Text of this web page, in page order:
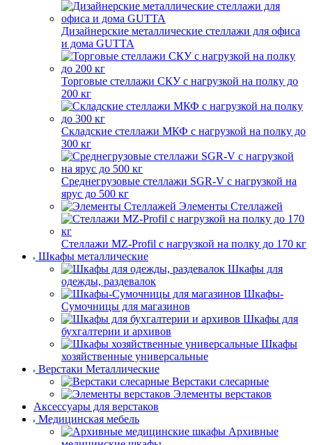
Дизайнерские металлические стеллажи для офиса
и дома GUTTA
Торговые стеллажи СКУ с нагрузкой на полку до
200 кг
Складские стеллажи МКФ с нагрузкой на полку до
300 кг
Среднегрузовые стеллажи SGR-V с нагрузкой на
ярус до 500 кг
Элементы Стеллажей
Стеллажи MZ-Profil с нагрузкой на полку до 170 кг
Шкафы металлические
Шкафы для
одежды, раздевалок
Шкафы-
Сумочницы для магазинов
Шкафы для
бухгалтерии и архивов
Шкафы
хозяйственные универсальные
Верстаки Металлические
Верстаки слесарные
Элементы верстаков
Аксессуары для верстаков
Медицинская мебель
Архивные